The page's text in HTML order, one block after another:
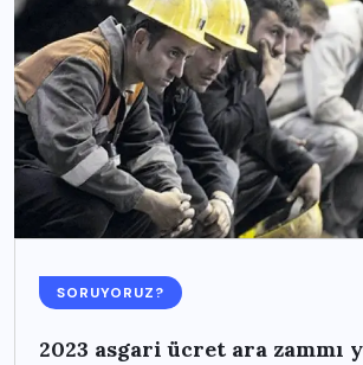
SORUYORUZ?
2023 asgari ücret ara zammı